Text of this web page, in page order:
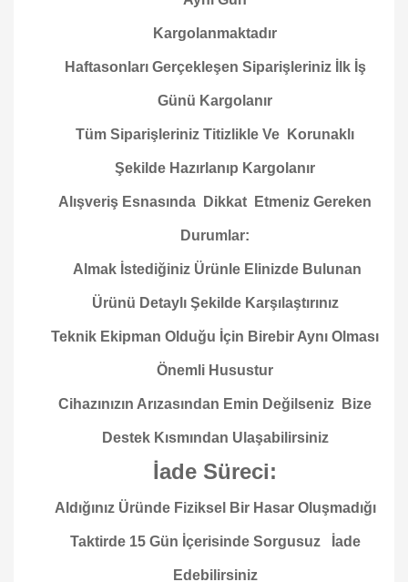
Kargolanmaktadır
Haftasonları Gerçekleşen Siparişleriniz İlk İş
Günü Kargolanır
Tüm Siparişleriniz Titizlikle Ve Korunaklı
Şekilde Hazırlanıp Kargolanır
Alışveriş Esnasında Dikkat Etmeniz Gereken
Durumlar:
Almak İstediğiniz Ürünle Elinizde Bulunan
Ürünü Detaylı Şekilde Karşılaştırınız
Teknik Ekipman Olduğu İçin Birebir Aynı Olması
Önemli Husustur
Cihazınızın Arızasından Emin Değilseniz Bize
Destek Kısmından Ulaşabilirsiniz
İade Süreci:
Aldığınız Üründe Fiziksel Bir Hasar Oluşmadığı
Taktirde 15 Gün İçerisinde Sorgusuz İade
Edebilirsiniz